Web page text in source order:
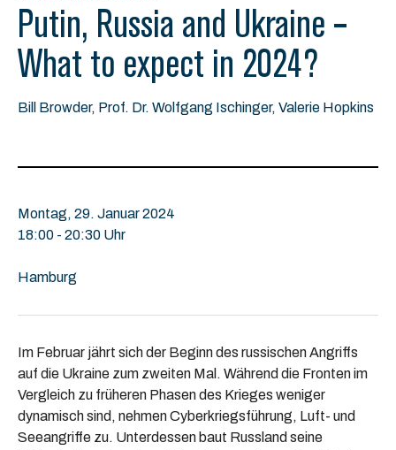
Putin, Russia and Ukraine –
What to expect in 2024?
Bill Browder, Prof. Dr. Wolfgang Ischinger, Valerie Hopkins
Montag, 29. Januar 2024
18:00 - 20:30 Uhr
Hamburg
Im Februar jährt sich der Beginn des russischen Angriffs
auf die Ukraine zum zweiten Mal. Während die Fronten im
Vergleich zu früheren Phasen des Krieges weniger
dynamisch sind, nehmen Cyberkriegsführung, Luft- und
Seeangriffe zu. Unterdessen baut Russland seine